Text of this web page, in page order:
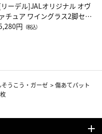
ーデル]JALオリジナル オヴ
ァチュア ワイングラス2脚セッ
（レッドワイン）
円 （税込）
そうこう・ガーゼ >傷あてパット